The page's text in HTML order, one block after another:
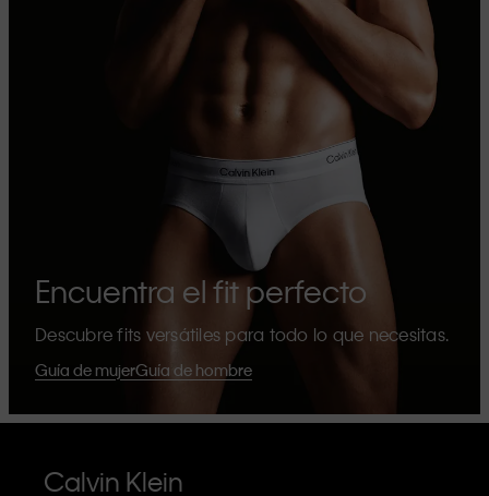
Encuentra el fit perfecto
Descubre fits versátiles para todo lo que necesitas.
Guía de mujerGuía de hombre
Calvin Klein